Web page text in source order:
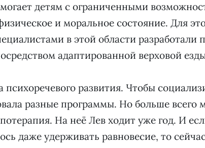
детям с ограниченными
и моральное состояние. Для
в этой области разработали
адаптированной верховой
психоречевого развития. Чтобы
разные программы. Но больше всего
На неё Лев ходит уже год. И
даже удерживать равновесие, то